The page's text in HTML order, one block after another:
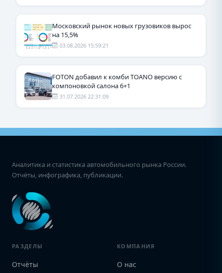
Московский рынок новых грузовиков вырос
на 15,5%
03.08.2026 15:59:21
FOTON добавил к комби TOANO версию с
компоновкой салона 6+1
31.07.2026 22:31:09
Аналитика и статистика автомобильного рынка России.
Отчёты, инфографика, публикации.
РАЗДЕЛЫ
Отчёты
КОМПАНИЯ
О нас